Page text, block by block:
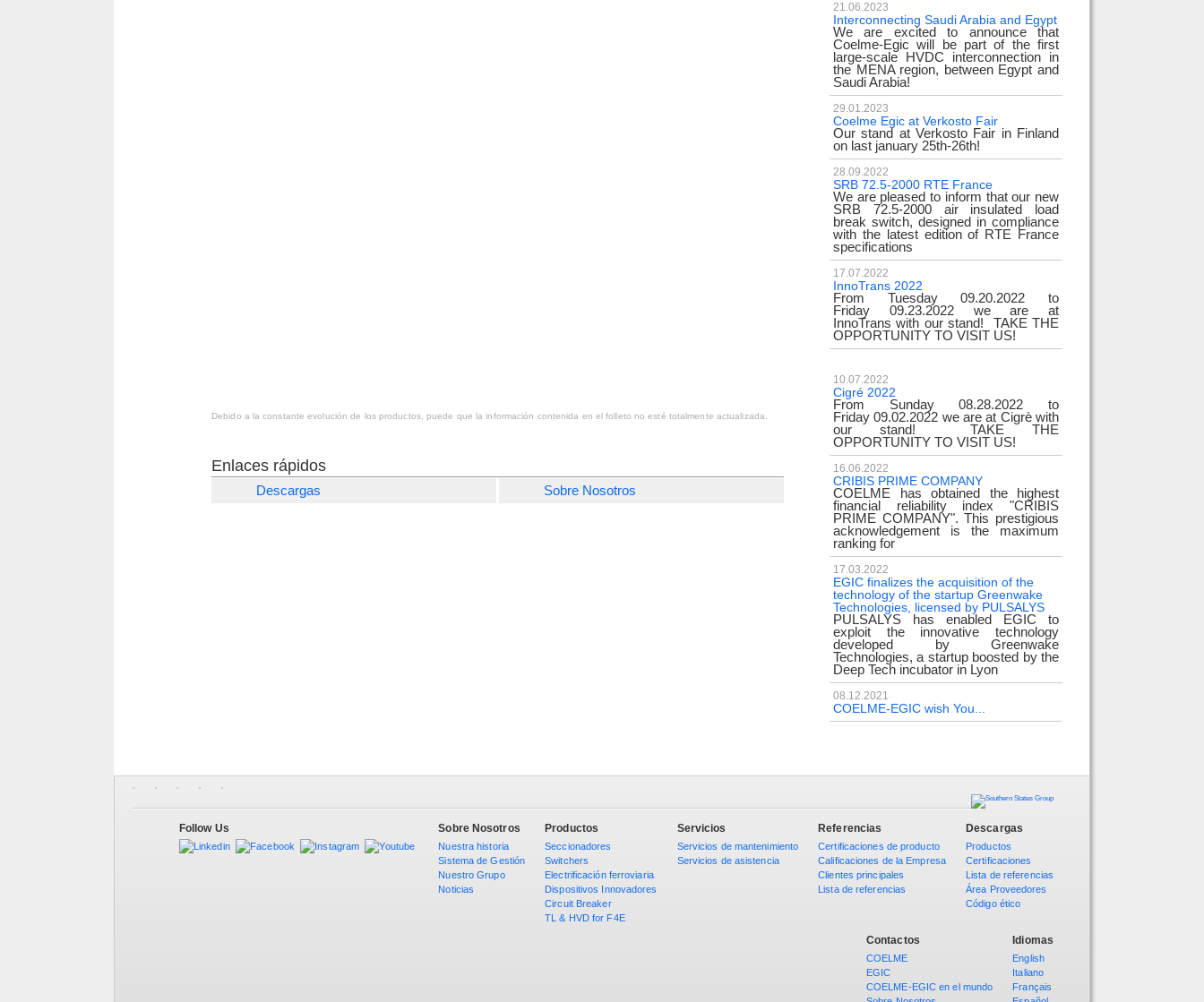
Debido a la constante evolución de los productos, puede que la información contenida en el folleto no esté totalmente actualizada.
Enlaces rápidos
Descargas Sobre Nosotros
21.06.2023
Interconnecting Saudi Arabia and Egypt
We are excited to announce that
Coelme-Egic will be part of the first
large-scale HVDC interconnection in
the MENA region, between Egypt and
Saudi Arabia!
29.01.2023
Coelme Egic at Verkosto Fair
Our stand at Verkosto Fair in Finland
on last january 25th-26th!
28.09.2022
SRB 72.5-2000 RTE France
We are pleased to inform that our new
SRB 72.5-2000 air insulated load
break switch, designed in compliance
with the latest edition of RTE France
specifications
17.07.2022
InnoTrans 2022
From Tuesday 09.20.2022 to
Friday 09.23.2022 we are at
InnoTrans with our stand! TAKE THE
OPPORTUNITY TO VISIT US!
10.07.2022
Cigré 2022
From Sunday 08.28.2022 to
Friday 09.02.2022 we are at Cigrè with
our stand! TAKE THE
OPPORTUNITY TO VISIT US!
16.06.2022
CRIBIS PRIME COMPANY
COELME has obtained the highest
financial reliability index "CRIBIS
PRIME COMPANY". This prestigious
acknowledgement is the maximum
ranking for
17.03.2022
EGIC finalizes the acquisition of the
technology of the startup Greenwake
Technologies, licensed by PULSALYS
PULSALYS has enabled EGIC to
exploit the innovative technology
developed by Greenwake
Technologies, a startup boosted by the
Deep Tech incubator in Lyon
08.12.2021
COELME-EGIC wish You...
Follow Us Sobre Nosotros
Nuestra historia
Sistema de Gestión
Nuestro Grupo
Noticias
Productos
Seccionadores
Switchers
Electrificación ferroviaria
Dispositivos Innovadores
Circuit Breaker
TL & HVD for F4E
Servicios
Servicios de mantenimiento
Servicios de asistencia
Referencias
Certificaciones de producto
Calificaciones de la Empresa
Clientes principales
Lista de referencias
Descargas
Productos
Certificaciones
Lista de referencias
Área Proveedores
Código ético
Contactos
COELME
EGIC
COELME-EGIC en el mundo
Idiomas
English
Italiano
Français